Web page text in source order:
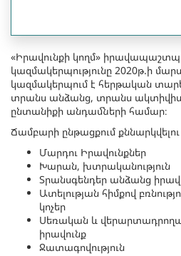
«Իրավունքի կողմ»
կազմակերպությունը 2020թ.ի
կազմակերպում է հերթական
տրանս անձանց, տրանս
ընտանիքի անդամների համար։
Ճամբարի ընթացքում
Մարդու Իրավունքներ
Խարան, խտրականություն
Տրանսգենդեր անձանց
Ատելության հիմքով
կոչեր
Սեռական և
իրավունք
Ջատագովություն